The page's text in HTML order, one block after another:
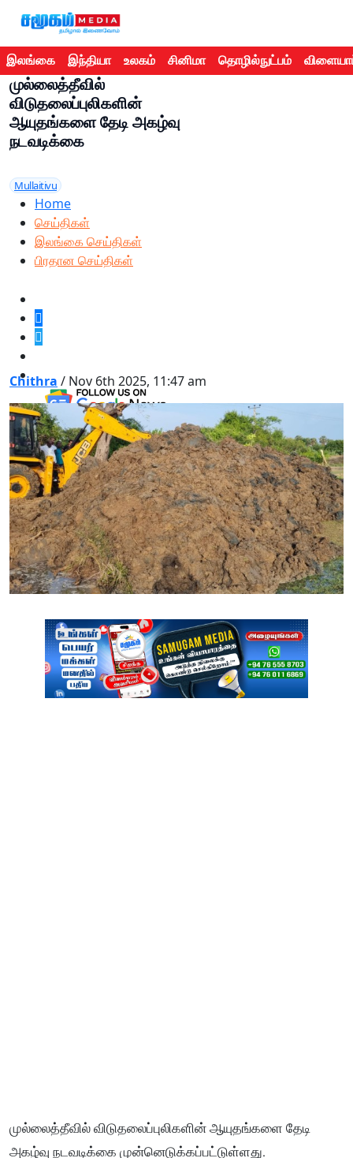
இலங்கை இந்தியா உலகம் சினிமா தொழில்நுட்பம்
முல்லைத்தீவில்
விடுதலைப்புலிகளின்
ஆயுதங்களை தேடி அகழ்வு
நடவடிக்கை
Mullaitivu
Home
செய்திகள்
இலங்கை செய்திகள்
பிரதான செய்திகள்
Chithra / Nov 6th 2025, 11:47 am
முல்லைத்தீவில் விடுதலைப்புலிகளின் ஆயுதங்களை தேடி
அகழ்வு நடவடிக்கை முன்னெடுக்கப்பட்டுள்ளது.